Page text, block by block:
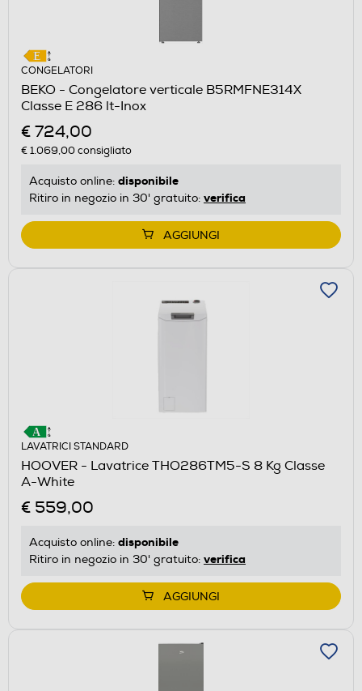
CONGELATORI
BEKO - Congelatore verticale B5RMFNE314X
Classe E 286 lt-Inox
€ 724,00
€ 1.069,00consigliato
Acquisto online: disponibile
Ritiro in negozio in 30' gratuito: verifica
AGGIUNGI
LAVATRICI STANDARD
HOOVER - Lavatrice THO286TM5-S 8 Kg Classe
A-White
€ 559,00
Acquisto online: disponibile
Ritiro in negozio in 30' gratuito: verifica
AGGIUNGI